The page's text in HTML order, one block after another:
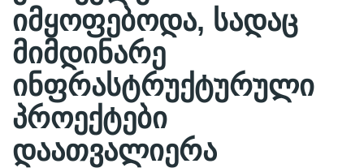
იმყოფებოდა, სადაც
მიმდინარე
ინფრასტრუქტურული
პროექტები
დაათვალიერა